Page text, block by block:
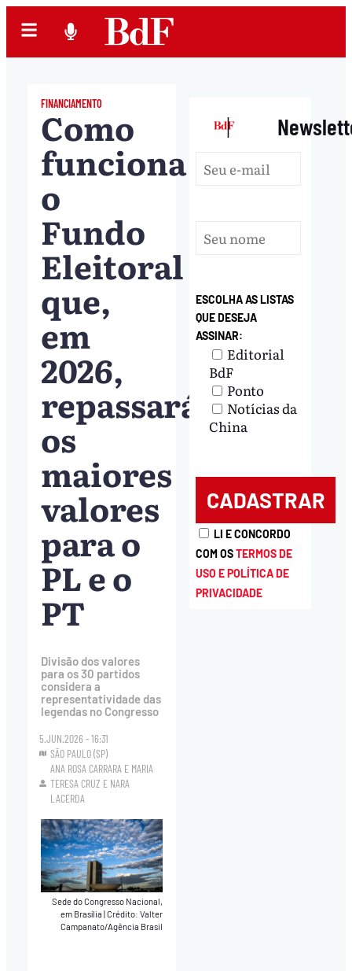
FINANCIAMENTO
Como
funciona
o
Fundo
Eleitoral
que,
em
2026,
repassará
os
maiores
valores
para o
PL e o
PT
Divisão dos valores
para os 30 partidos
considera a
representatividade das
legendas no Congresso
5.JUN.2026 - 16:31
SÃO PAULO (SP)
ANA ROSA CARRARA E MARIA
TERESA CRUZ E NARA
LACERDA
Sede do Congresso Nacional,
em Brasília|Crédito: Valter
Campanato/Agência Brasil
|
ESCOLHA AS LISTAS
QUE DESEJA
ASSINAR:
Editorial
BdF
Ponto
Notícias da
China
LI E CONCORDO
COM OSTERMOS DE
USO E POLÍTICA DE
PRIVACIDADE